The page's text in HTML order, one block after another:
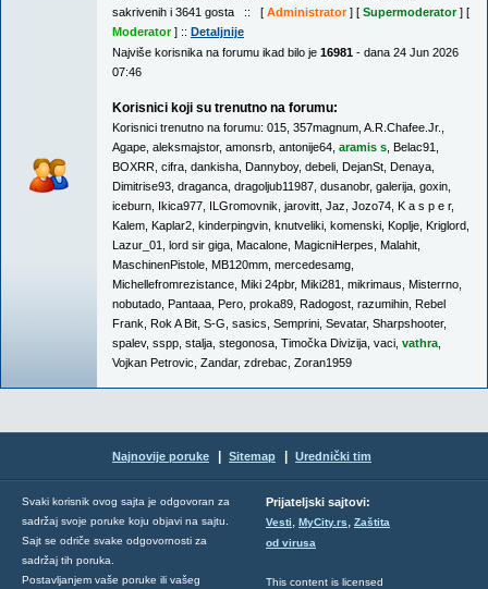
sakrivenih i 3641 gosta :: [ Administrator] [ Supermoderator] [
Moderator] :: Detaljnije
Najviše korisnika na forumu ikad bilo je 16981 - dana 24 Jun 2026
07:46
Korisnici koji su trenutno na forumu:
Korisnici trenutno na forumu: 015 357magnum A.R.Chafee.Jr.
Agape aleksmajstor, amonsrb antonije64 aramis s Belac91
BOXRR cifra dankisha Dannyboy, debeli DejanSt Denaya
Dimitrise93 draganca dragoljub11987 dusanobr, galerija goxin
iceburn Ikica977 ILGromovnik jarovitt Jaz Jozo74 K a s p e r,
Kalem Kaplar2 kinderpingvin knutveliki komenski Koplje Kriglord
Lazur_01
lord sir giga Macalone MagicniHerpes Malahit
MaschinenPistole MB120mm mercedesamg
Michellefromrezistance Miki 24pbr, Miki281 mikrimaus Misterrno
nobutado Pantaaa Pero proka89 Radogost razumihin Rebel
Frank Rok A Bit S-G sasics Semprini Sevatar, Sharpshooter,
spalev, sspp stalja stegonosa Timočka Divizija vaci vathra
Vojkan Petrovic Zandar, zdrebac Zoran1959
Najnovije poruke Sitemap Urednički tim
Svaki korisnik ovog sajta je odgovoran za
sadržaj svoje poruke koju objavi na sajtu.
Sajt se odriče svake odgovornosti za
sadržaj tih poruka.
Postavljanjem vaše poruke ili vašeg
Prijateljski sajtovi:
Vesti, MyCity.rs, Zaštita
od virusa
This content is licensed